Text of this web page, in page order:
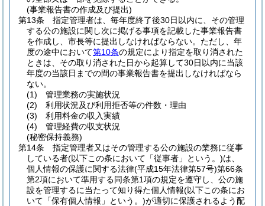
(事業報告書の作成及び提出)
第13条
指定管理者は、毎年度終了後30日以内に、その管理
する公の施設に関し次に掲げる事項を記載した事業報告書
を作成し、市長等に提出しなければならない。 ただし、年
度の途中において第10条の規定により指定を取り消された
ときは、その取り消された日から起算して30日以内に当該
年度の当該日までの間の事業報告書を提出しなければなら
ない。
(1)
管理業務の実施状況
(2)
利用状況及び利用拒否等の件数・理由
(3)
利用料金の収入実績
(4)
管理経費の収支状況
(秘密保持義務)
第14条
指定管理者又はその管理する公の施設の業務に従事
している者(以下この条において「従事者」という。)は、
個人情報の保護に関する法律(平成15年法律第57号)第66条
第2項において準用する同条第1項の規定を遵守し、公の施
設を管理するに当たって知り得た個人情報(以下この条にお
いて「保有個人情報」という。)が適切に保護されるよう配